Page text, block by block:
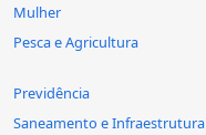
Mulher
Pesca e Agricultura
Previdência
Saneamento e Infraestrutura